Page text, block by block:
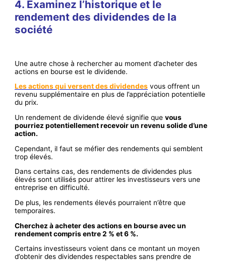
4. Examinez l’historique et le
rendement des dividendes de la
société
Une autre chose à rechercher au moment d’acheter des
actions en bourse est le dividende.
Les actions qui versent des dividendes vous offrent un
revenu supplémentaire en plus de l’appréciation potentielle
du prix.
Un rendement de dividende élevé signifie quevous
pourriez potentiellement recevoir un revenu solide d’une
action.
Cependant, il faut se méfier des rendements qui semblent
trop élevés.
Dans certains cas, des rendements de dividendes plus
élevés sont utilisés pour attirer les investisseurs vers une
entreprise en difficulté.
De plus, les rendements élevés pourraient n’être que
temporaires.
Cherchez à acheter des actions en bourse avec un
rendement compris entre 2 % et 6 %.
Certains investisseurs voient dans ce montant un moyen
d’obtenir des dividendes respectables sans prendre de